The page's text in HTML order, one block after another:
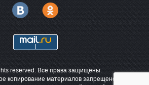
reserved. Все права защищены.
копирование материалов запрещено. При